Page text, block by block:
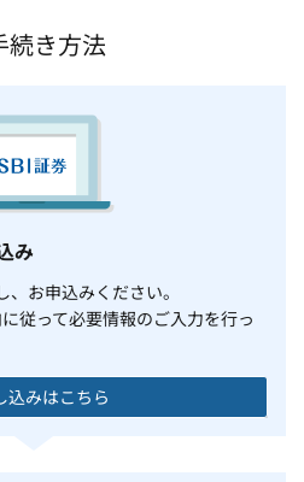
続き方法
み
お申込みください。
従って必要情報のご入力を行っ
込みはこちら